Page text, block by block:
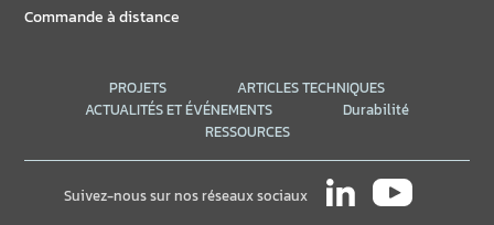
Commande à distance
PROJETS
ARTICLES TECHNIQUES
ACTUALITÉS ET ÉVÉNEMENTS
Durabilité
RESSOURCES
Suivez-nous sur nos réseaux sociaux